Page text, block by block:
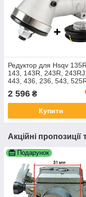
Редуктор для Hsqv 135R,
143, 143R, 243R, 243RJ,
443, 436, 236, 543,
2 596 ₴
Купити
Акційні пропозиції
Подарунок